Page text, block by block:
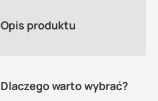
Opis produktu
Dlaczego warto wybrać?